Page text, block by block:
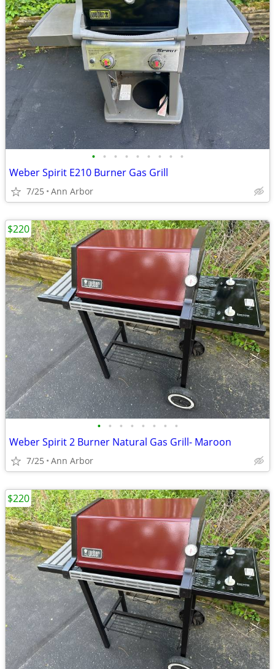
• • • • • • • • •
Weber Spirit E210 Burner Gas Grill
7/25 Ann Arbor
• • • • • • • •
Weber Spirit 2 Burner Natural Gas Grill- Maroon
7/25 Ann Arbor
$220
$220